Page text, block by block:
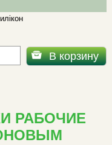
В корзину
РАБОЧИЕ